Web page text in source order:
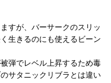
すが、バーサークのスリッ
生きるのにも使えるビーン
弾でレベル上昇するため毒
サタニックリブラとは違い